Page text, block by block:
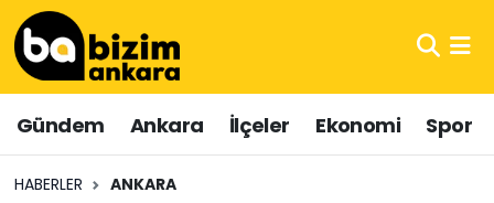
Gündem Ankara İlçeler Ekonomi Spor
HABERLER ANKARA
Hava Durumu
Trafik Durumu
Süper Lig Puan Durumu ve Fikstür